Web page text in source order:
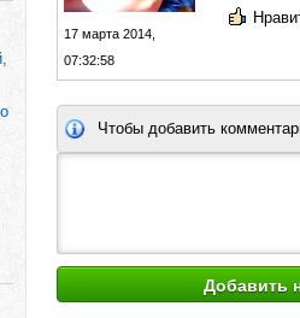
17 марта 2014,
07:32:58
Чтобы добавить